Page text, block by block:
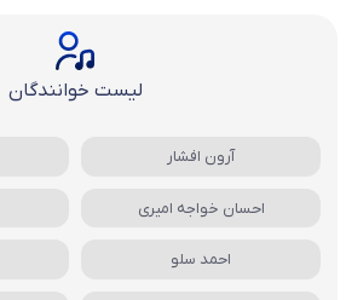
لیست خوانندگان
آرون افشار
احسان خواجه امیری
احمد سلو